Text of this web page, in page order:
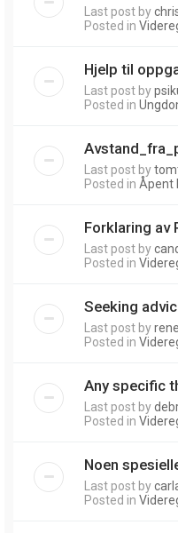
Last post by
Posted in
Hjelp til
Last post by
Posted in
Last post by
Posted in Åpent
Forklaring av
Last post by
Posted in
Seeking
Last post by
Posted in
Any specific
Last post by
Posted in
Noen
Last post by
Posted in